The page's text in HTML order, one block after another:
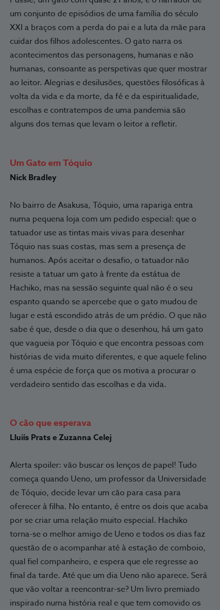
um conjunto de episódios de uma família do século
XXI a braços com a perda do pai e a luta da mãe para
cuidar dos filhos adolescentes. O gato narra os
acontecimentos das personagens, humanas e não
humanas, consoante as perspetivas que quer mostrar
ao leitor. Alegrias e desilusões, questões filosóficas à
volta da vida e da morte, da fé e da espiritualidade,
escolhas e contratempos de uma pandemia são
alguns dos temas que levam o leitor a refletir.
Um Gato em Tóquio
Nick Bradley
No bairro de Asakusa, Tóquio, uma rapariga entra
numa pequena loja com um pedido especial: que o
tatuador use as tintas mais vivas para desenhar
Tóquio nas suas costas, mas sem a presença de
humanos. Após aceitar o desafio, o tatuador não
resiste a tatuar um gato à frente da estátua de
Hachiko, mas na sessão seguinte qual não é o seu
espanto quando se apercebe que o gato mudou de
lugar e está escondido atrás de um prédio. O que não
sabe é que, desde o dia que o desenhou, há um gato
que vagueia por Tóquio e que encontra pessoas com
histórias de vida muito diferentes, e que aquele felino
é uma espécie de força que os motiva a procurar o
verdadeiro sentido das escolhas e da vida.
O cão que esperava
Lluiís Prats e Zuzanna Celej
Alerta spoiler: vão buscar os lenços de papel! Tudo
começa quando Ueno, um professor da Universidade
de Tóquio, decide levar um cão para casa para
oferecer à filha. No entanto, é entre os dois que acaba
por se criar uma relação muito especial. Hachiko
torna-se o melhor amigo de Ueno e todos os dias faz
questão de o acompanhar até à estação de comboio,
qual fiel companheiro, e espera que ele regresse ao
final da tarde. Até que um dia Ueno não aparece. Será
que vão voltar a reencontrar-se? Um livro premiado
inspirado numa história real e que tem comovido os